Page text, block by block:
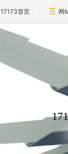
17173首页 网